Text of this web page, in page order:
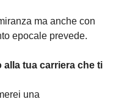
ma anche con
epocale prevede.
alla tua carriera che ti
una